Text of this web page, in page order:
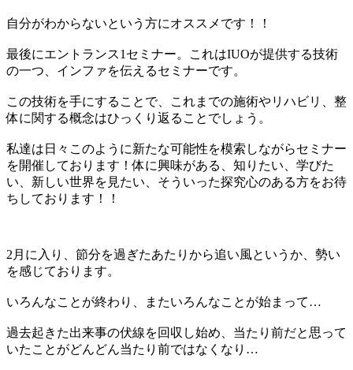
自分がわからないという方にオススメです！！
最後にエントランス1セミナー。これはIUOが提供する技術
の一つ、インファを伝えるセミナーです。
この技術を手にすることで、これまでの施術やリハビリ、整
体に関する概念はひっくり返ることでしょう。
私達は日々このように新たな可能性を模索しながらセミナー
を開催しております！体に興味がある、知りたい、学びた
い、新しい世界を見たい、そういった探究心のある方をお待
ちしております！！
2月に入り、節分を過ぎたあたりから追い風というか、勢い
を感じております。
いろんなことが終わり、またいろんなことが始まって…
過去起きた出来事の伏線を回収し始め、当たり前だと思って
いたことがどんどん当たり前ではなくなり…